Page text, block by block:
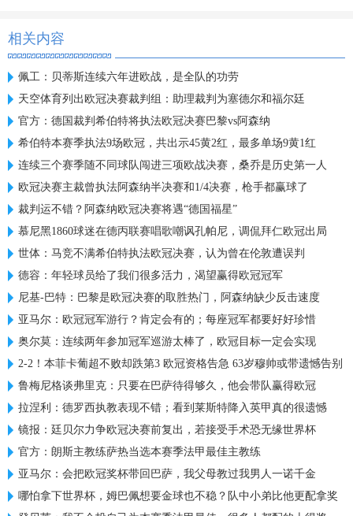
相关内容
佩工：贝蒂斯连续六年进欧战，是全队的功劳
天空体育列出欧冠决赛裁判组：助理裁判为塞德尔和福尔廷
官方：德国裁判希伯特将执法欧冠决赛巴黎vs阿森纳
希伯特本赛季执法9场欧冠，共出示45黄2红，最多单场9黄1红
连续三个赛季随不同球队闯进三项欧战决赛，桑乔是历史第一人
欧冠决赛主裁曾执法阿森纳半决赛和1/4决赛，枪手都赢球了
裁判运不错？阿森纳欧冠决赛将遇“德国福星”
慕尼黑1860球迷在德丙联赛唱歌嘲讽孔帕尼，调侃拜仁欧冠出局
世体：马竞不满希伯特执法欧冠决赛，认为曾在伦敦遭误判
德容：年轻球员给了我们很多活力，渴望赢得欧冠冠军
尼基-巴特：巴黎是欧冠决赛的取胜热门，阿森纳缺少反击速度
亚马尔：欧冠冠军游行？肯定会有的；每座冠军都要好好珍惜
奥尔莫：连续两年参加冠军巡游太棒了，欧冠目标一定会实现
2-2！本菲卡葡超不败却跌第3 欧冠资格告急 63岁穆帅或带遗憾告别
鲁梅尼格谈弗里克：只要在巴萨待得够久，他会带队赢得欧冠
拉涅利：德罗西执教表现不错；看到莱斯特降入英甲真的很遗憾
镜报：廷贝尔力争欧冠决赛前复出，若接受手术恐无缘世界杯
官方：朗斯主教练萨热当选本赛季法甲最佳主教练
亚马尔：会把欧冠奖杯带回巴萨，我父母教过我男人一诺千金
哪怕拿下世界杯，姆巴佩想要金球也不稳？队中小弟比他更配拿奖